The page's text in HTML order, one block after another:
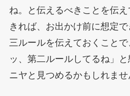
ね。と伝えるべきことを伝
きれば、お出かけ前に想定
三ルールを伝えておくこと
ッ、第二ルールしてるね」
ニヤと見つめるかもしれませ